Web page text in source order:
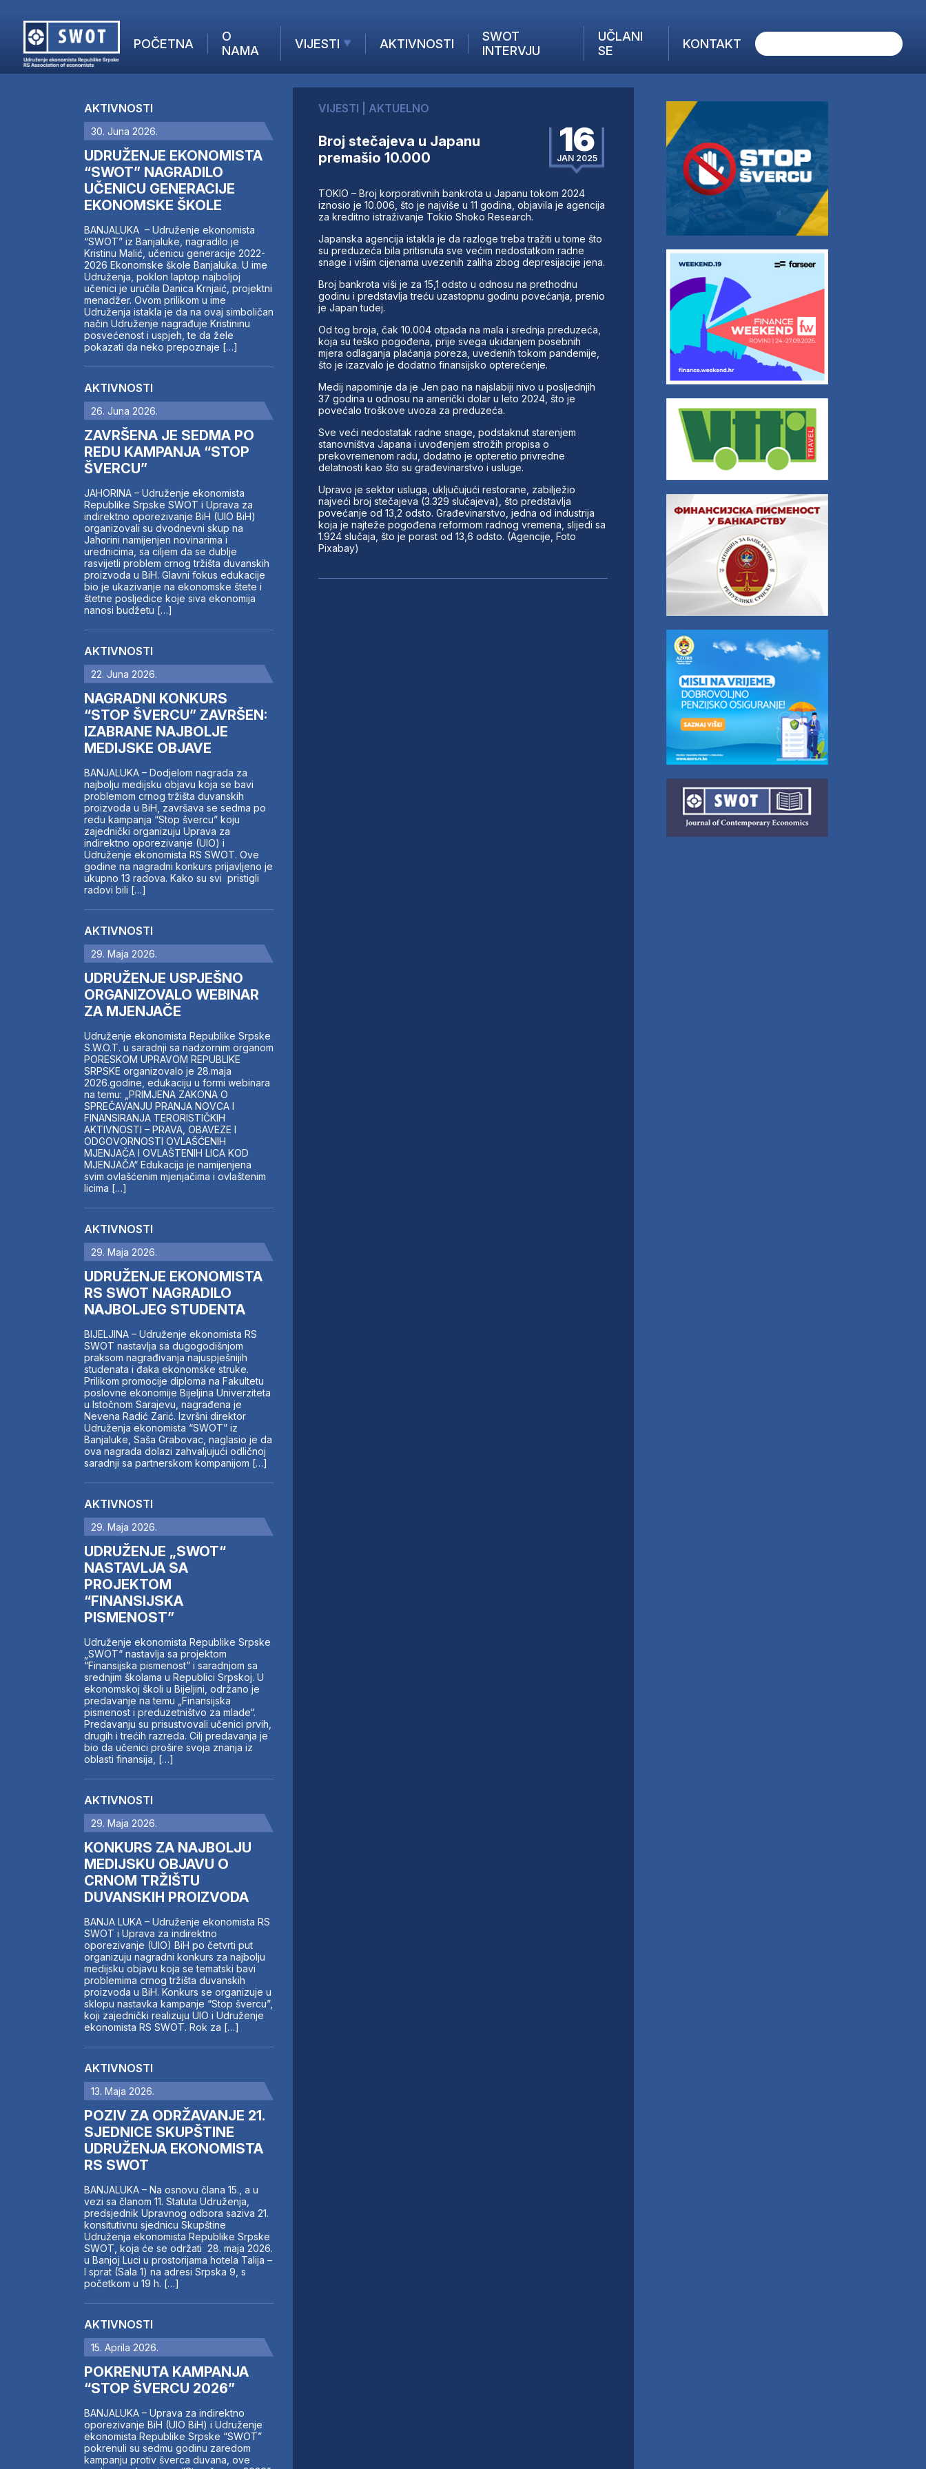
POČETNA
O
NAMA
VIJESTI
AKTUELNO
KOMPANIJE
FINANSIJE
IZ STRANIH MEDIJA
AKTIVNOSTI
SWOT
INTERVJU
UČLANI
SE
KONTAKT
AKTUELNO
ANALIZE
KOMPANIJE
FINANSIJE
IZ STRANIH MEDIJA
AKTIVNOSTI
SWOT INTERVJU
UČLANI SE
KONTAKT
AKTIVNOSTI
30. Juna 2026.
UDRUŽENJE EKONOMISTA
“SWOT” NAGRADILO
UČENICU GENERACIJE
EKONOMSKE ŠKOLE
BANJALUKA – Udruženje ekonomista
“SWOT” iz Banjaluke, nagradilo je
Kristinu Malić, učenicu generacije 2022-
2026 Ekonomske škole Banjaluka. U ime
Udruženja, poklon laptop najboljoj
učenici je uručila Danica Krnjaić, projektni
menadžer. Ovom prilikom u ime
Udruženja istakla je da na ovaj simboličan
način Udruženje nagrađuje Kristininu
posvećenost i uspjeh, te da žele
pokazati da neko prepoznaje […]
AKTIVNOSTI
26. Juna 2026.
ZAVRŠENA JE SEDMA PO
REDU KAMPANJA “STOP
ŠVERCU”
JAHORINA – Udruženje ekonomista
Republike Srpske SWOT i Uprava za
indirektno oporezivanje BiH (UIO BiH)
organizovali su dvodnevni skup na
Jahorini namijenjen novinarima i
urednicima, sa ciljem da se dublje
rasvijetli problem crnog tržišta duvanskih
proizvoda u BiH. Glavni fokus edukacije
bio je ukazivanje na ekonomske štete i
štetne posljedice koje siva ekonomija
nanosi budžetu […]
AKTIVNOSTI
22. Juna 2026.
NAGRADNI KONKURS
“STOP ŠVERCU” ZAVRŠEN:
IZABRANE NAJBOLJE
MEDIJSKE OBJAVE
BANJALUKA – Dodjelom nagrada za
najbolju medijsku objavu koja se bavi
problemom crnog tržišta duvanskih
proizvoda u BiH, završava se sedma po
redu kampanja “Stop švercu” koju
zajednički organizuju Uprava za
indirektno oporezivanje (UIO) i
Udruženje ekonomista RS SWOT. Ove
godine na nagradni konkurs prijavljeno je
ukupno 13 radova. Kako su svi pristigli
radovi bili […]
AKTIVNOSTI
29. Maja 2026.
UDRUŽENJE USPJEŠNO
ORGANIZOVALO WEBINAR
ZA MJENJAČE
Udruženje ekonomista Republike Srpske
S.W.O.T. u saradnji sa nadzornim organom
PORESKOM UPRAVOM REPUBLIKE
SRPSKE organizovalo je 28.maja
2026.godine, edukaciju u formi webinara
na temu: „PRIMJENA ZAKONA O
SPREČAVANJU PRANJA NOVCA I
FINANSIRANJA TERORISTIČKIH
AKTIVNOSTI – PRAVA, OBAVEZE I
ODGOVORNOSTI OVLAŠĆENIH
MJENJAČA I OVLAŠTENIH LICA KOD
MJENJAČA“ Edukacija je namijenjena
svim ovlašćenim mjenjačima i ovlaštenim
licima […]
AKTIVNOSTI
29. Maja 2026.
UDRUŽENJE EKONOMISTA
RS SWOT NAGRADILO
NAJBOLJEG STUDENTA
BIJELJINA – Udruženje ekonomista RS
SWOT nastavlja sa dugogodišnjom
praksom nagrađivanja najuspješnijih
studenata i đaka ekonomske struke.
Prilikom promocije diploma na Fakultetu
poslovne ekonomije Bijeljina Univerziteta
u Istočnom Sarajevu, nagrađena je
Nevena Radić Zarić. Izvršni direktor
Udruženja ekonomista “SWOT” iz
Banjaluke, Saša Grabovac, naglasio je da
ova nagrada dolazi zahvaljujući odličnoj
saradnji sa partnerskom kompanijom […]
AKTIVNOSTI
29. Maja 2026.
UDRUŽENJE „SWOT“
NASTAVLJA SA
PROJEKTOM
“FINANSIJSKA
PISMENOST”
Udruženje ekonomista Republike Srpske
„SWOT“ nastavlja sa projektom
“Finansijska pismenost” i saradnjom sa
srednjim školama u Republici Srpskoj. U
ekonomskoj školi u Bijeljini, održano je
predavanje na temu „Finansijska
pismenost i preduzetništvo za mlade“.
Predavanju su prisustvovali učenici prvih,
drugih i trećih razreda. Cilj predavanja je
bio da učenici prošire svoja znanja iz
oblasti finansija, […]
AKTIVNOSTI
29. Maja 2026.
KONKURS ZA NAJBOLJU
MEDIJSKU OBJAVU O
CRNOM TRŽIŠTU
DUVANSKIH PROIZVODA
BANJA LUKA – Udruženje ekonomista RS
SWOT i Uprava za indirektno
oporezivanje (UIO) BiH po četvrti put
organizuju nagradni konkurs za najbolju
medijsku objavu koja se tematski bavi
problemima crnog tržišta duvanskih
proizvoda u BiH. Konkurs se organizuje u
sklopu nastavka kampanje “Stop švercu”,
koji zajednički realizuju UIO i Udruženje
ekonomista RS SWOT. Rok za […]
AKTIVNOSTI
13. Maja 2026.
POZIV ZA ODRŽAVANJE 21.
SJEDNICE SKUPŠTINE
UDRUŽENJA EKONOMISTA
RS SWOT
BANJALUKA – Na osnovu člana 15., a u
vezi sa članom 11. Statuta Udruženja,
predsjednik Upravnog odbora saziva 21.
konsitutivnu sjednicu Skupštine
Udruženja ekonomista Republike Srpske
SWOT, koja će se održati 28. maja 2026.
u Banjoj Luci u prostorijama hotela Talija –
I sprat (Sala 1) na adresi Srpska 9, s
početkom u 19 h. […]
AKTIVNOSTI
15. Aprila 2026.
POKRENUTA KAMPANJA
“STOP ŠVERCU 2026”
BANJALUKA – Uprava za indirektno
oporezivanje BiH (UIO BiH) i Udruženje
ekonomista Republike Srpske “SWOT”
pokrenuli su sedmu godinu zaredom
kampanju protiv šverca duvana, ove
VIJESTI AKTUELNO
Broj stečajeva u Japanu
premašio 10.000
16
JAN 2025
TOKIO – Broj korporativnih bankrota u Japanu tokom 2024
iznosio je 10.006, što je najviše u 11 godina, objavila je agencija
za kreditno istraživanje Tokio Shoko Research.
Japanska agencija istakla je da razloge treba tražiti u tome što
su preduzeća bila pritisnuta sve većim nedostatkom radne
snage i višim cijenama uvezenih zaliha zbog depresijacije jena.
Broj bankrota viši je za 15,1 odsto u odnosu na prethodnu
godinu i predstavlja treću uzastopnu godinu povećanja, prenio
je Japan tudej.
Od tog broja, čak 10.004 otpada na mala i srednja preduzeća,
koja su teško pogođena, prije svega ukidanjem posebnih
mjera odlaganja plaćanja poreza, uvedenih tokom pandemije,
što je izazvalo je dodatno finansijsko opterećenje.
Medij napominje da je Jen pao na najslabiji nivo u posljednjih
37 godina u odnosu na američki dolar u leto 2024, što je
povećalo troškove uvoza za preduzeća.
Sve veći nedostatak radne snage, podstaknut starenjem
stanovništva Japana i uvođenjem strožih propisa o
prekovremenom radu, dodatno je opteretio privredne
delatnosti kao što su građevinarstvo i usluge.
Upravo je sektor usluga, uključujući restorane, zabilježio
najveći broj stečajeva (3.329 slučajeva), što predstavlja
povećanje od 13,2 odsto. Građevinarstvo, jedna od industrija
koja je najteže pogođena reformom radnog vremena, slijedi sa
1.924 slučaja, što je porast od 13,6 odsto. (Agencije, Foto
Pixabay)